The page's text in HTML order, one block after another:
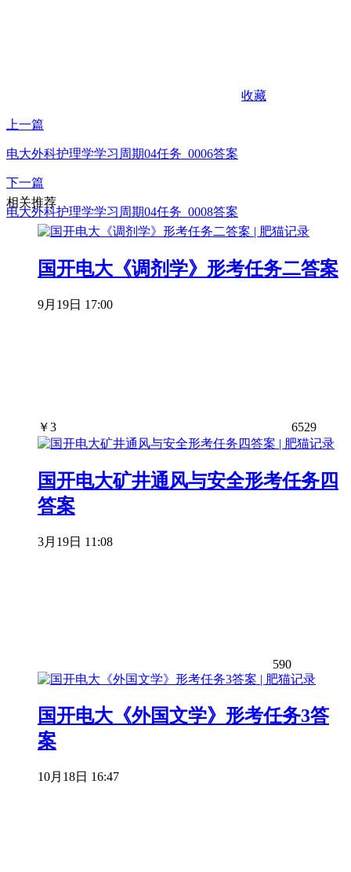
收藏
上一篇
电大外科护理学学习周期04任务_0006答案
下一篇
电大外科护理学学习周期04任务_0008答案
相关推荐
国开电大《调剂学》形考任务二答案
9月19日 17:00
￥3 6529
国开电大矿井通风与安全形考任务四
答案
3月19日 11:08
590
国开电大《外国文学》形考任务3答
案
10月18日 16:47